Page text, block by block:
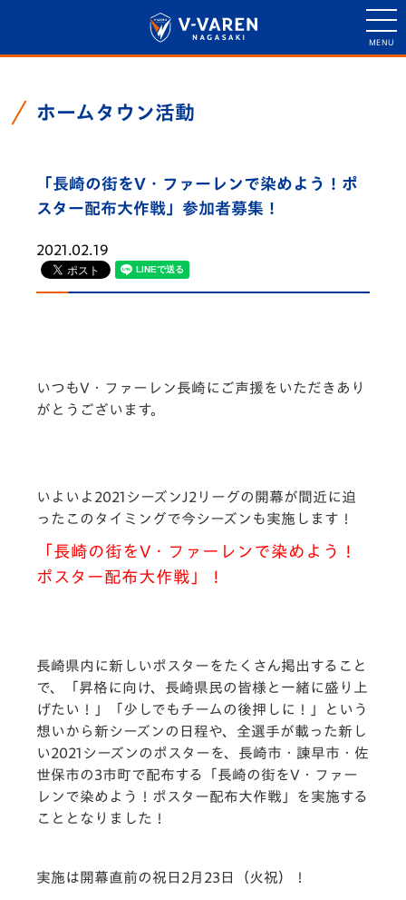
ホームタウン活動
「長崎の街をV・ファーレンで染めよう！ポ
スター配布大作戦」参加者募集！
2021.02.19
いつもV・ファーレン長崎にご声援をいただきあり
がとうございます。
いよいよ2021シーズンJ2リーグの開幕が間近に迫
ったこのタイミングで今シーズンも実施します！
「長崎の街をV・ファーレンで染めよう！
ポスター配布大作戦」！
長崎県内に新しいポスターをたくさん掲出すること
で、「昇格に向け、長崎県民の皆様と一緒に盛り上
げたい！」「少しでもチームの後押しに！」という
想いから 新シーズンの日程や、全選手が載った新し
い2021シーズンのポスターを、長崎市・諫早市・佐
世保市の3市町で配布する
「長崎の街をV・ファー
レンで染めよう！ポスター配布大作戦」を実施する
こととなりました！
実施は開幕直前の祝日2月23日（火祝）！